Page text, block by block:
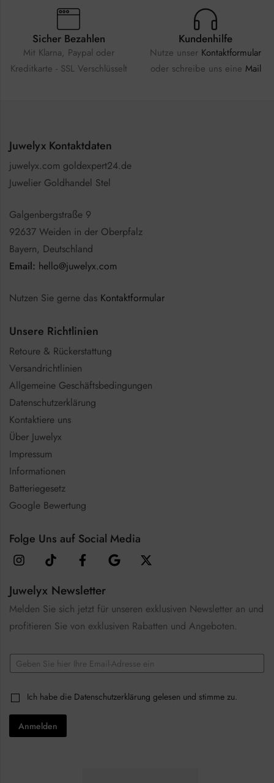
Sicher Bezahlen
Mit Klarna, Paypal oder
Kreditkarte - SSL Verschlüsselt
Kundenhilfe
Nutze unser Kontaktformular
oder schreibe uns eine Mail
Juwelyx Kontaktdaten
juwelyx.com goldexpert24.de
Juwelier Goldhandel Stel
Galgenbergstraße 9
92637 Weiden in der Oberpfalz
Bayern, Deutschland
Email: hello@juwelyx.com
Nutzen Sie gerne das Kontaktformular
Unsere Richtlinien
Retoure & Rückerstattung
Versandrichtlinien
Allgemeine Geschäftsbedingungen
Datenschutzerklärung
Kontaktiere uns
Über Juwelyx
Impressum
Informationen
Batteriegesetz
Google Bewertung
Folge Uns auf Social Media
Juwelyx Newsletter
Melden Sie sich jetzt für unseren exklusiven Newsletter an und
profitieren Sie von exklusiven Rabatten und Angeboten.
h
c
k
b
x
E
m
lC
h
e
k
Ich habe die Datenschutzerklärung gelesen und stimme zu.
Anmelden